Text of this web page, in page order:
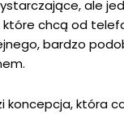
ale
które chcą od
bardzo
koncepcja, która